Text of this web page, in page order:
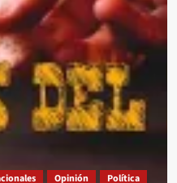
Opinión Política